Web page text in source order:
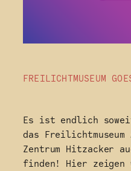
FREILICHTMUSEUM
Es ist endlich
das Freilichtmuseum
Zentrum Hitzacker
finden! Hier zeigen